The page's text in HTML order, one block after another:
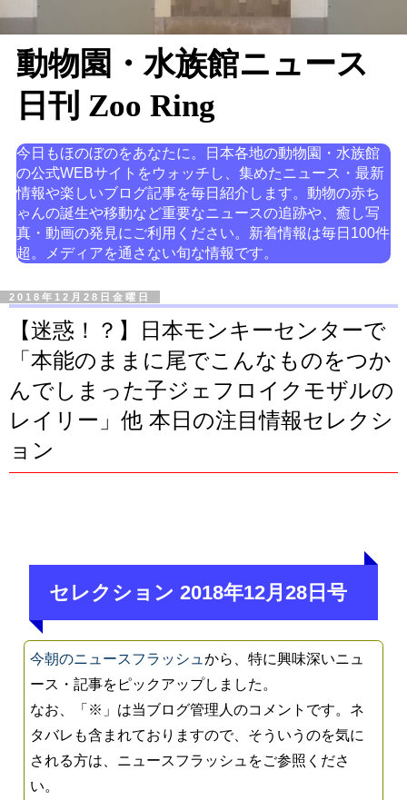
動物園・水族館ニュース
日刊 Zoo Ring
今日もほのぼのをあなたに。日本各地の動物園・水族館
の公式WEBサイトをウォッチし、集めたニュース・最新
情報や楽しいブログ記事を毎日紹介します。動物の赤ち
ゃんの誕生や移動など重要なニュースの追跡や、癒し写
真・動画の発見にご利用ください。新着情報は毎日100件
超。メディアを通さない旬な情報です。
2018年12月28日金曜日
【迷惑！？】日本モンキーセンターで
「本能のままに尾でこんなものをつか
んでしまった子ジェフロイクモザルの
レイリー」他 本日の注目情報セレクシ
ョン
セレクション 2018年12月28日号
今朝のニュースフラッシュから、特に興味深いニュ
ース・記事をピックアップしました。
なお、「※」は当ブログ管理人のコメントです。ネ
タバレも含まれておりますので、そういうのを気に
される方は、ニュースフラッシュをご参照くださ
い。